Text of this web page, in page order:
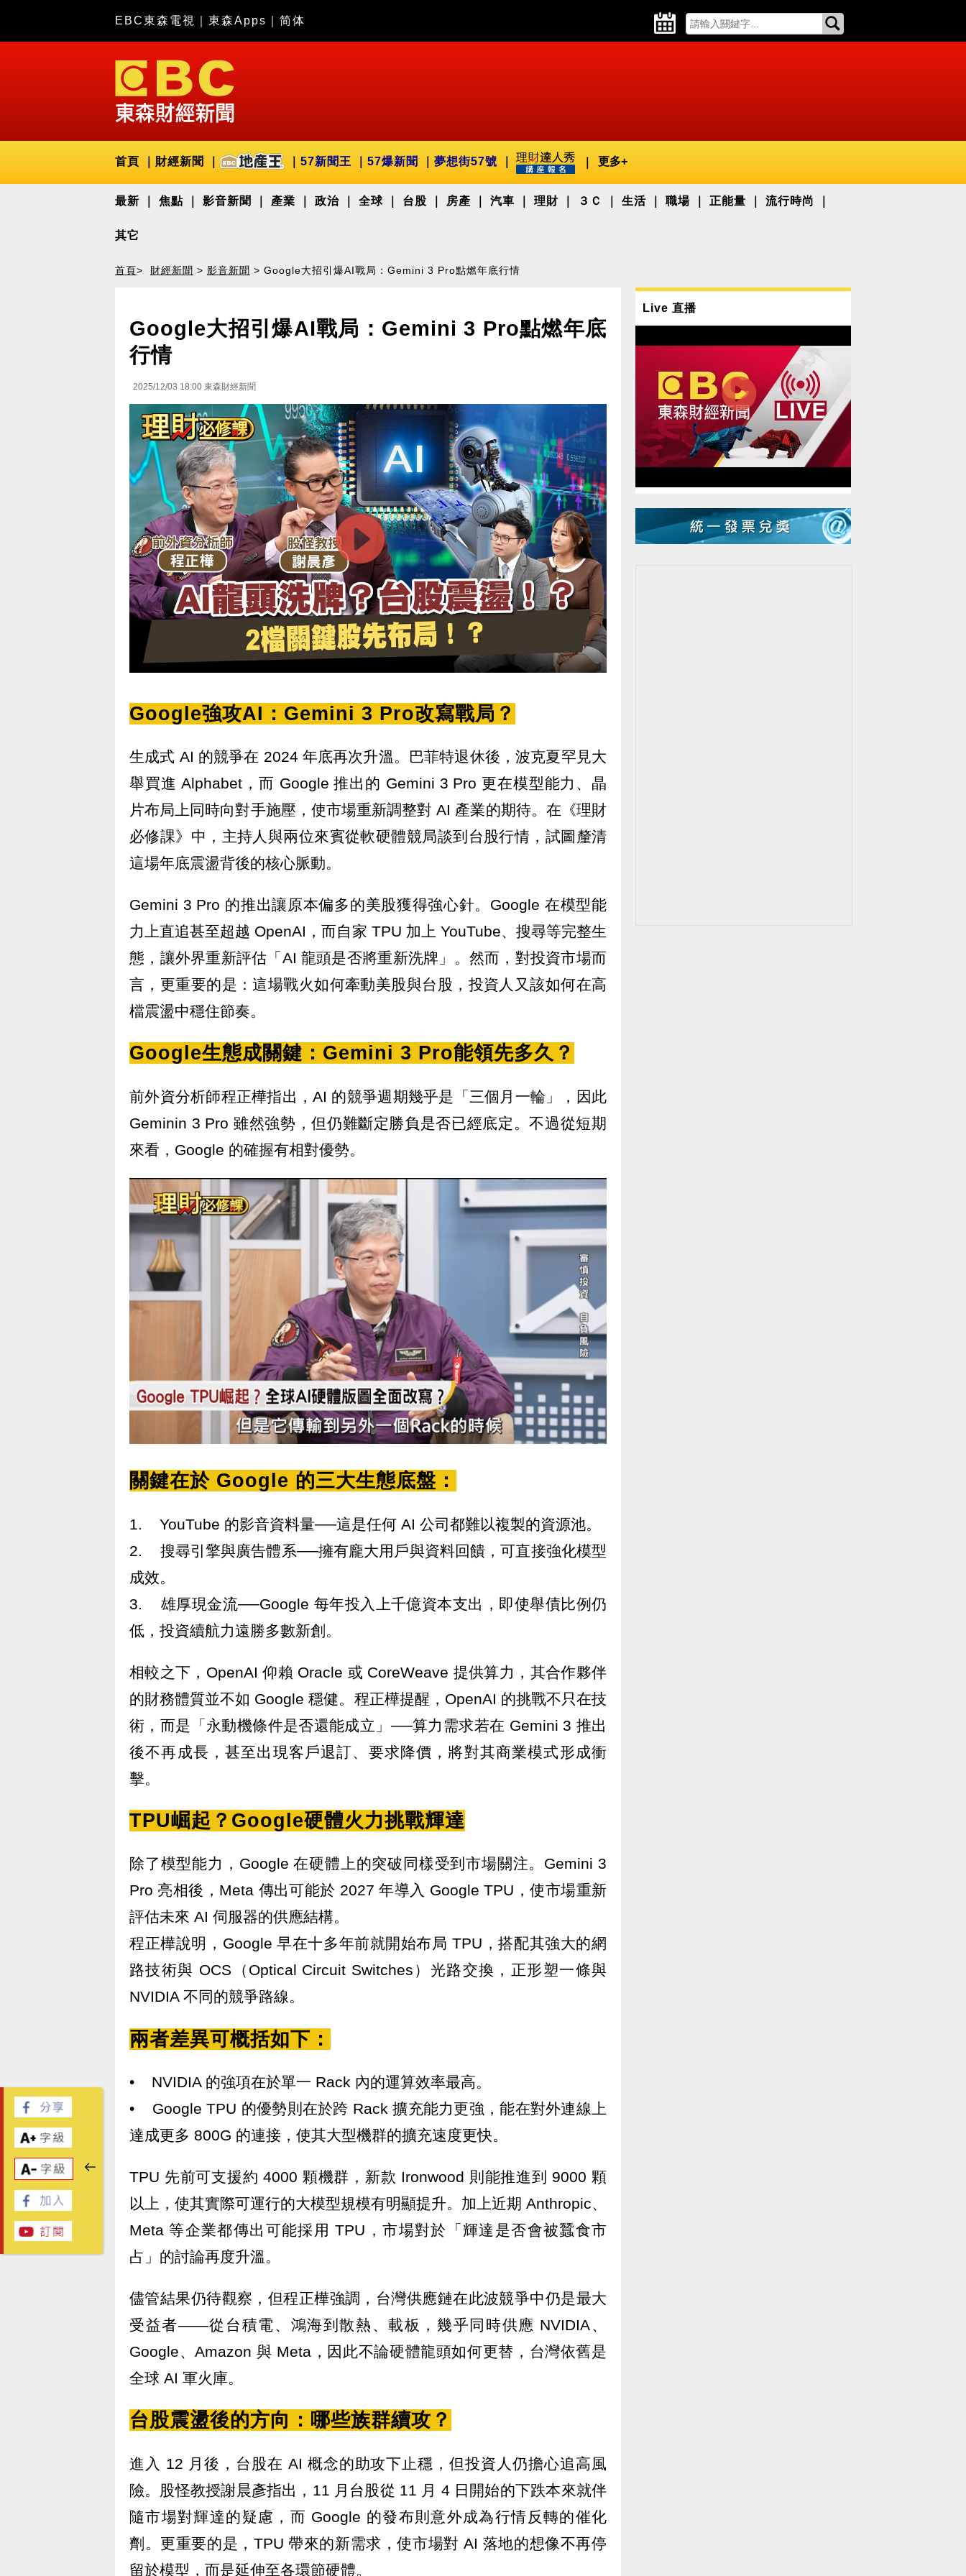
EBC東森電視 東森Apps 简体
首頁 財經新聞 57新聞王 57爆新聞 夢想街57號 更多+
最新 焦點 影音新聞 產業 政治 全球 台股 房產 汽車 理財 ３Ｃ 生活 職場 正能量 流行時尚
其它
首頁> 財經新聞 > 影音新聞 > Google大招引爆AI戰局：Gemini 3 Pro點燃年底行情
Google大招引爆AI戰局：Gemini 3 Pro點燃年底
行情
2025/12/03 18:00 東森財經新聞
Google強攻AI：Gemini 3 Pro改寫戰局？
生成式 AI 的競爭在 2024 年底再次升溫。巴菲特退休後，波克夏罕見大
舉買進 Alphabet，而 Google 推出的 Gemini 3 Pro 更在模型能力、晶
片布局上同時向對手施壓，使市場重新調整對 AI 產業的期待。在《理財
必修課》中，主持人與兩位來賓從軟硬體競局談到台股行情，試圖釐清
這場年底震盪背後的核心脈動。
Gemini 3 Pro 的推出讓原本偏多的美股獲得強心針。Google 在模型能
力上直追甚至超越 OpenAI，而自家 TPU 加上 YouTube、搜尋等完整生
態，讓外界重新評估「AI 龍頭是否將重新洗牌」。然而，對投資市場而
言，更重要的是：這場戰火如何牽動美股與台股，投資人又該如何在高
檔震盪中穩住節奏。
Google生態成關鍵：Gemini 3 Pro能領先多久？
前外資分析師程正樺指出，AI 的競爭週期幾乎是「三個月一輪」，因此
Geminin 3 Pro 雖然強勢，但仍難斷定勝負是否已經底定。不過從短期
來看，Google 的確握有相對優勢。
關鍵在於 Google 的三大生態底盤：
1. YouTube 的影音資料量──這是任何 AI 公司都難以複製的資源池。
2. 搜尋引擎與廣告體系──擁有龐大用戶與資料回饋，可直接強化模型
成效。
3. 雄厚現金流──Google 每年投入上千億資本支出，即使舉債比例仍
低，投資續航力遠勝多數新創。
相較之下，OpenAI 仰賴 Oracle 或 CoreWeave 提供算力，其合作夥伴
的財務體質並不如 Google 穩健。程正樺提醒，OpenAI 的挑戰不只在技
術，而是「永動機條件是否還能成立」──算力需求若在 Gemini 3 推出
後不再成長，甚至出現客戶退訂、要求降價，將對其商業模式形成衝
擊。
TPU崛起？Google硬體火力挑戰輝達
除了模型能力，Google 在硬體上的突破同樣受到市場關注。Gemini 3
Pro 亮相後，Meta 傳出可能於 2027 年導入 Google TPU，使市場重新
評估未來 AI 伺服器的供應結構。
程正樺說明，Google 早在十多年前就開始布局 TPU，搭配其強大的網
路技術與 OCS（Optical Circuit Switches）光路交換，正形塑一條與
NVIDIA 不同的競爭路線。
兩者差異可概括如下：
• NVIDIA 的強項在於單一 Rack 內的運算效率最高。
• Google TPU 的優勢則在於跨 Rack 擴充能力更強，能在對外連線上
達成更多 800G 的連接，使其大型機群的擴充速度更快。
TPU 先前可支援約 4000 顆機群，新款 Ironwood 則能推進到 9000 顆
以上，使其實際可運行的大模型規模有明顯提升。加上近期 Anthropic、
Meta 等企業都傳出可能採用 TPU，市場對於「輝達是否會被蠶食市
占」的討論再度升溫。
儘管結果仍待觀察，但程正樺強調，台灣供應鏈在此波競爭中仍是最大
受益者——從台積電、鴻海到散熱、載板，幾乎同時供應 NVIDIA、
Google、Amazon 與 Meta，因此不論硬體龍頭如何更替，台灣依舊是
全球 AI 軍火庫。
台股震盪後的方向：哪些族群續攻？
進入 12 月後，台股在 AI 概念的助攻下止穩，但投資人仍擔心追高風
險。股怪教授謝晨彥指出，11 月台股從 11 月 4 日開始的下跌本來就伴
隨市場對輝達的疑慮，而 Google 的發布則意外成為行情反轉的催化
劑。更重要的是，TPU 帶來的新需求，使市場對 AI 落地的想像不再停
留於模型，而是延伸至各環節硬體。
Live 直播